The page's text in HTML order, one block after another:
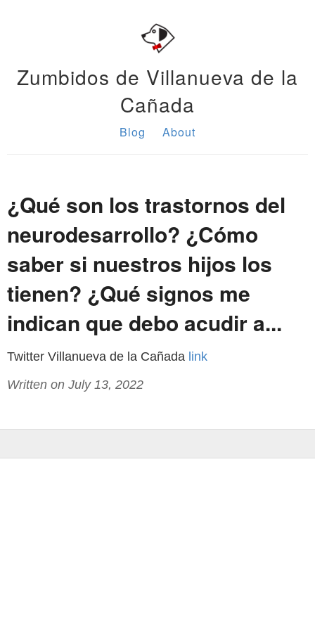
Zumbidos de Villanueva de la
Cañada
Blog About
¿Qué son los trastornos del
neurodesarrollo? ¿Cómo
saber si nuestros hijos los
tienen? ¿Qué signos me
indican que debo acudir a...
Twitter Villanueva de la Cañada link
Written on July 13, 2022